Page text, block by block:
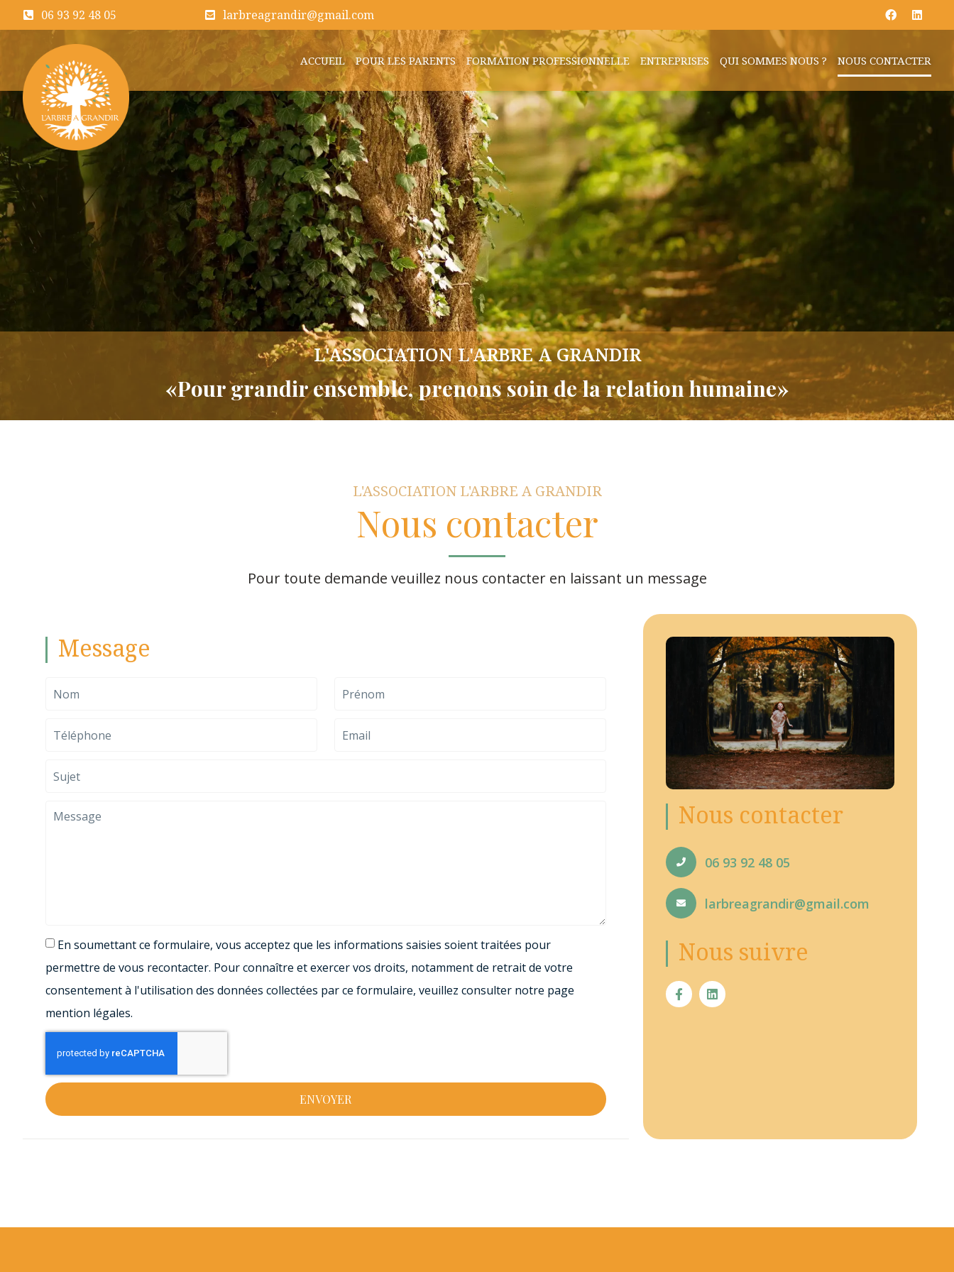
06 93 92 48 05 larbreagrandir@gmail.com
ACCUEIL POUR LES PARENTS FORMATION PROFESSIONNELLE ENTREPRISES QUI SOMMES NOUS ? NOUS CONTACTER
L'ASSOCIATION L'ARBRE A GRANDIR
«Pour grandir ensemble, prenons soin de la relation humaine»
L'ASSOCIATION L'ARBRE A GRANDIR
Nous contacter
Pour toute demande veuillez nous contacter en laissant un message
Message
En soumettant ce formulaire, vous acceptez que les informations saisies soient traitées pour
permettre de vous recontacter. Pour connaître et exercer vos droits, notamment de retrait de votre
consentement à l'utilisation des données collectées par ce formulaire, veuillez consulter notre page
mention légales.
ENVOYER
Nous contacter
06 93 92 48 05
larbreagrandir@gmail.com
Nous suivre